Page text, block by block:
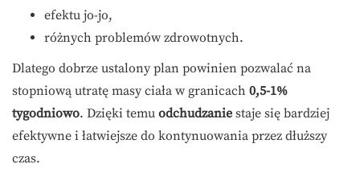
efektu jo-jo,
różnych problemów zdrowotnych.
Dlatego dobrze ustalony plan powinien pozwalać na
stopniową utratę masy ciała w granicach 0,5-1%
tygodniowo. Dzięki temu odchudzanie staje się bardziej
efektywne i łatwiejsze do kontynuowania przez dłuższy
czas.